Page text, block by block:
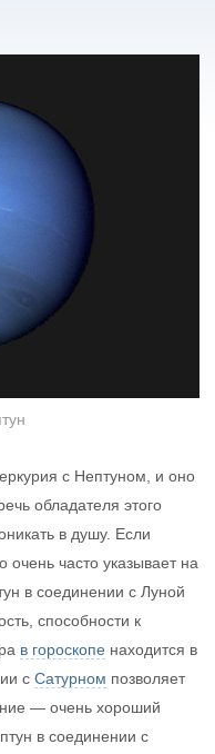
с Нептуном, и оно
обладателя этого
в душу. Если
часто указывает на
в соединении с Луной
способности к
в гороскопенаходится в
с Сатурном позволяет
— очень хороший
в соединении с